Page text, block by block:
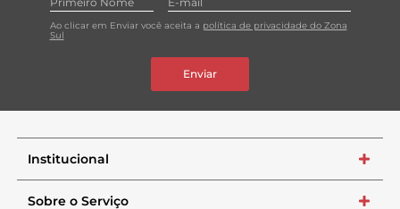
Ao clicar em Enviar você aceita a política de privacidade do Zona
Sul
Enviar
Institucional +
Sobre o Serviço +